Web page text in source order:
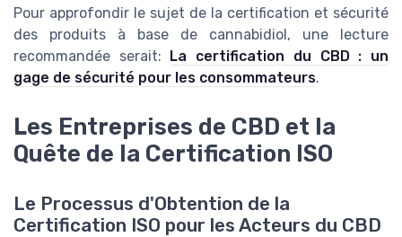
Pour approfondir le sujet de la certification et sécurité
des produits à base de cannabidiol, une lecture
recommandée serait:
La certification du CBD : un
gage de sécurité pour les consommateurs.
Les Entreprises de CBD et la
Quête de la Certification ISO
Le Processus d'Obtention de la
Certification ISO pour les Acteurs du CBD